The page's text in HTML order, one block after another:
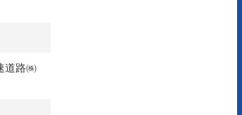
道路㈱